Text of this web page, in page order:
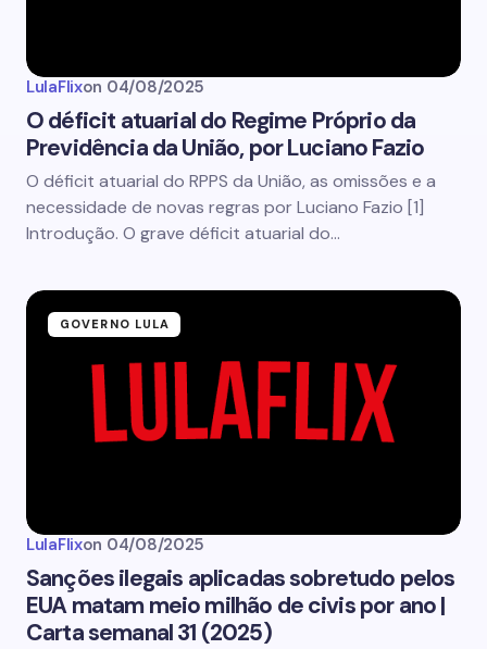
LulaFlixon 04/08/2025
O déficit atuarial do Regime Próprio da
Previdência da União, por Luciano Fazio
O déficit atuarial do RPPS da União, as omissões e a
necessidade de novas regras por Luciano Fazio [1]
Introdução. O grave déficit atuarial do…
GOVERNO LULA
LulaFlixon 04/08/2025
Sanções ilegais aplicadas sobretudo pelos
EUA matam meio milhão de civis por ano |
Carta semanal 31 (2025)